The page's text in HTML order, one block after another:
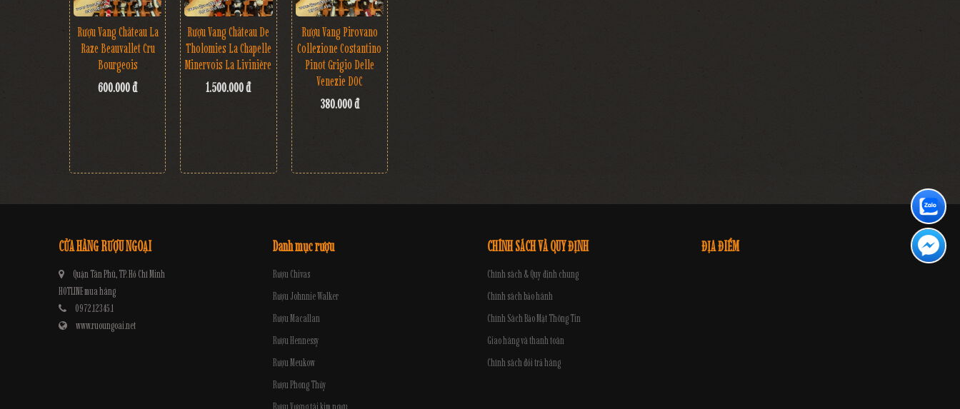
Rượu Vang Château La
Raze Beauvallet Cru
Bourgeois
600.000 đ
Rượu Vang Château De
Tholomies La Chapelle
Minervois La Livinière
1.500.000 đ
Rượu Vang Pirovano
Collezione Costantino
Pinot Grigio Delle
Venezie DOC
380.000 đ
CỬA HÀNG RƯỢU NGOẠI
Quận Tân Phú, TP. Hồ Chí Minh
HOTLINE mua hàng
0972.12345.1
www.ruoungoai.net
Danh mục rượu
Rượu Chivas
Rượu Johnnie Walker
Rượu Macallan
Rượu Hennessy
Rượu Meukow
Rượu Phong Thủy
CHÍNH SÁCH VÀ QUY ĐỊNH
Chính sách & Quy định chung
Chính sách bảo hành
Chính Sách Bảo Mật Thông Tin
Giao hàng và thanh toán
Chính sách đổi trả hàng
ĐỊA ĐIỂM